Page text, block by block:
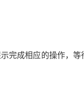
完成相应的操作，等